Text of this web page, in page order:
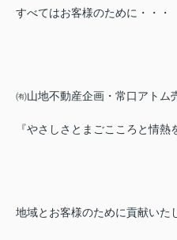
すべてはお客様のために・・・
㈲山地不動産企画・常口アトム
『やさしさとまごこころと情熱
地域とお客様のために貢献いた